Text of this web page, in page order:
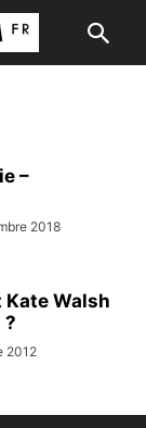
–
2018
Kate Walsh
?
2012